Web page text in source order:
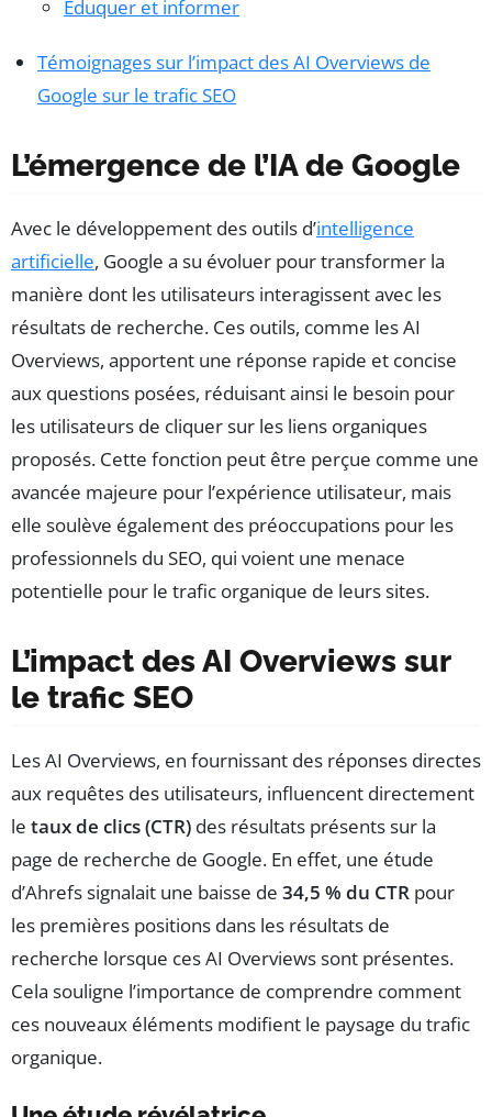
Éduquer et informer
Témoignages sur l’impact des AI Overviews de
Google sur le trafic SEO
L’émergence de l’IA de Google
Avec le développement des outils d’intelligence
artificielle, Google a su évoluer pour transformer la
manière dont les utilisateurs interagissent avec les
résultats de recherche. Ces outils, comme les AI
Overviews, apportent une réponse rapide et concise
aux questions posées, réduisant ainsi le besoin pour
les utilisateurs de cliquer sur les liens organiques
proposés. Cette fonction peut être perçue comme une
avancée majeure pour l’expérience utilisateur, mais
elle soulève également des préoccupations pour les
professionnels du SEO, qui voient une menace
potentielle pour le trafic organique de leurs sites.
L’impact des AI Overviews sur
le trafic SEO
Les AI Overviews, en fournissant des réponses directes
aux requêtes des utilisateurs, influencent directement
le taux de clics (CTR) des résultats présents sur la
page de recherche de Google. En effet, une étude
d’Ahrefs signalait une baisse de 34,5 % du CTR pour
les premières positions dans les résultats de
recherche lorsque ces AI Overviews sont présentes.
Cela souligne l’importance de comprendre comment
ces nouveaux éléments modifient le paysage du trafic
organique.